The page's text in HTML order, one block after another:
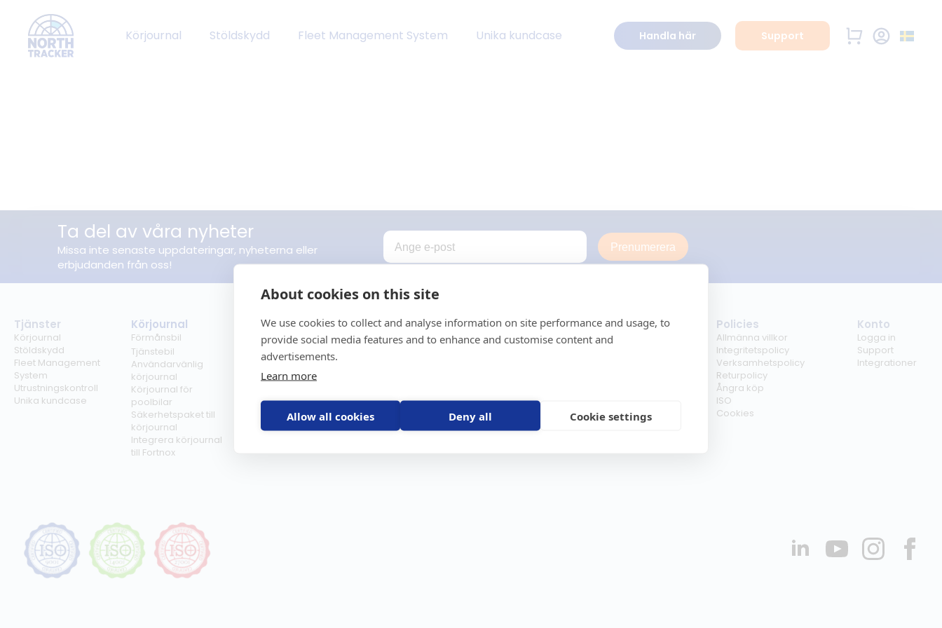
About cookies on this site
We use cookies to collect and analyse information on site performance and usage, to
provide social media features and to enhance and customise content and
advertisements.
Learn more
Allow all cookies Deny all Cookie settings
Körjournal Stöldskydd Fleet Management System Unika kundcase Handla här Support
Ta del av våra nyheter
Missa inte senaste uppdateringar, nyheterna eller
erbjudanden från oss!
Prenumerera
Tjänster
Körjournal
Stöldskydd
Fleet Management
System
Utrustningskontroll
Unika kundcase
Körjournal
Förmånsbil
Tjänstebil
Användarvänlig
körjournal
Körjournal för
poolbilar
Säkerhetspaket till
körjournal
Integrera körjournal
till Fortnox
Regelverk
Milersättning
Regler för tjänstebil
Regler för
förmånsbil
GPS-trackers
Scout 2.0
Stöldskydd
Båt
Åkgräsklippare
Moped
Vattenskoter
Företag
Om oss
Policies
Allmänna villkor
Integritetspolicy
Verksamhetspolicy
Returpolicy
Ångra köp
ISO
Cookies
Konto
Logga in
Support
Integrationer